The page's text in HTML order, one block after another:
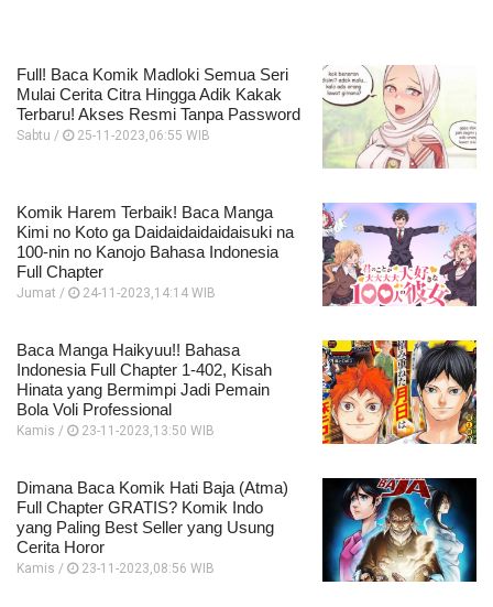
Full! Baca Komik Madloki Semua Seri
Mulai Cerita Citra Hingga Adik Kakak
Terbaru! Akses Resmi Tanpa Password
Sabtu / 25-11-2023,06:55 WIB
Komik Harem Terbaik! Baca Manga
Kimi no Koto ga Daidaidaidaidaisuki na
100-nin no Kanojo Bahasa Indonesia
Full Chapter
Jumat / 24-11-2023,14:14 WIB
Baca Manga Haikyuu!! Bahasa
Indonesia Full Chapter 1-402, Kisah
Hinata yang Bermimpi Jadi Pemain
Bola Voli Professional
Kamis / 23-11-2023,13:50 WIB
Dimana Baca Komik Hati Baja (Atma)
Full Chapter GRATIS? Komik Indo
yang Paling Best Seller yang Usung
Cerita Horor
Kamis / 23-11-2023,08:56 WIB